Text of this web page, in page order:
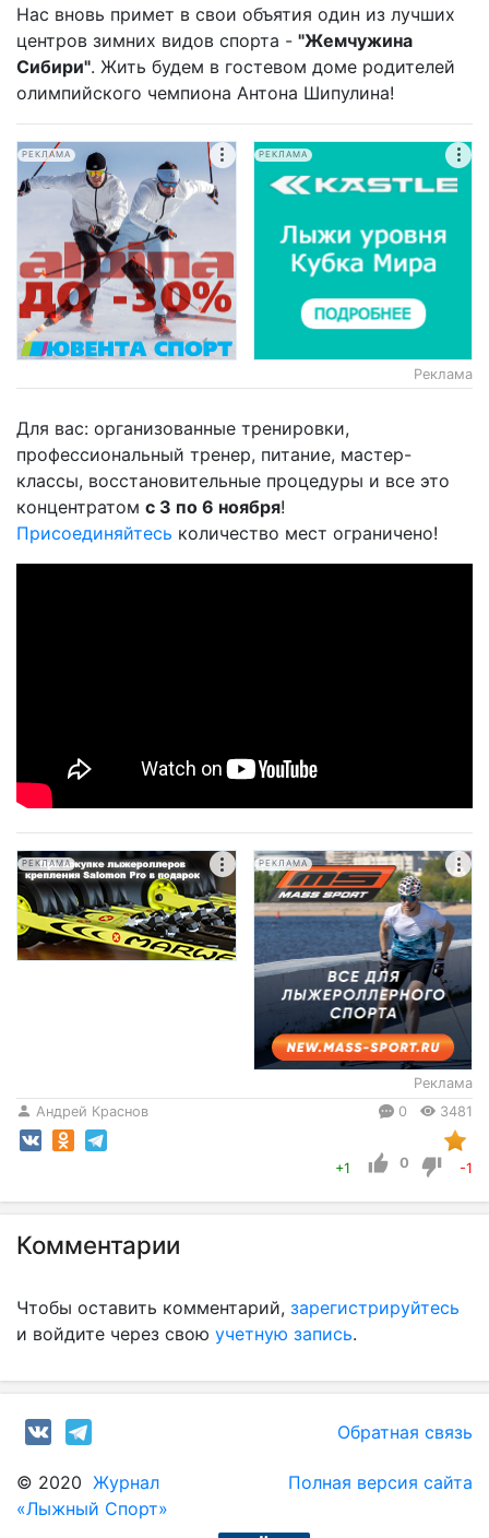
Нас вновь примет в свои объятия один из лучших
центров зимних видов спорта - "Жемчужина
Сибири". Жить будем в гостевом доме родителей
олимпийского чемпиона Антона Шипулина!
РЕКЛАМА РЕКЛАМА
Реклама
Для вас: организованные тренировки,
профессиональный тренер, питание, мастер-
классы, восстановительные процедуры и все это
концентратом с 3 по 6 ноября!
Присоединяйтесь количество мест ограничено!
РЕКЛАМА РЕКЛАМА
Реклама
Андрей Краснов
0 3481
+1 0 -1
Комментарии
Чтобы оставить комментарий, зарегистрируйтесь
и войдите через свою учетную запись.
Обратная связь
© 2020 Журнал
«Лыжный Спорт»
Полная версия сайта